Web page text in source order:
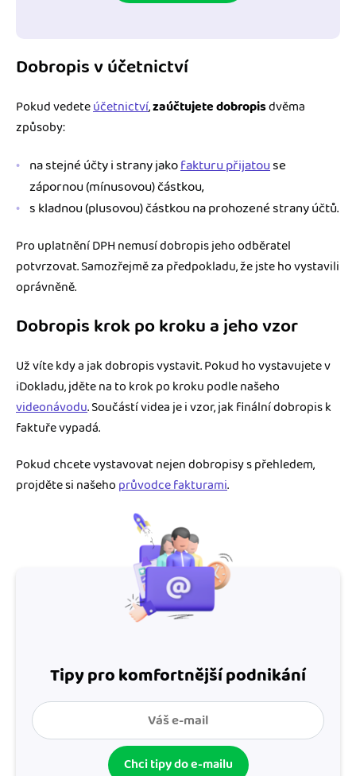
Dobropis v účetnictví
Pokud vedeteúčetnictví,zaúčtujete dobropisdvěma
způsoby:
na stejné účty i strany jakofakturu přijatouse
zápornou (mínusovou) částkou,
s kladnou (plusovou) částkou na prohozené strany účtů.
Pro uplatnění DPH nemusí dobropis jeho odběratel
potvrzovat. Samozřejmě za předpokladu, že jste ho vystavili
oprávněně.
Dobropis krok po kroku a jeho vzor
Už víte kdy a jak dobropis vystavit. Pokud ho vystavujete v
iDokladu, jděte na to krok po kroku podle našeho
videonávodu. Součástí videa je i vzor, jak finální dobropis k
faktuře vypadá.
Pokud chcete vystavovat nejen dobropisy s přehledem,
projděte si našeho průvodce fakturami.
Tipy pro komfortnější podnikání
Chci tipy do e-mailu